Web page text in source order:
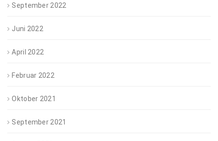
September 2022
Juni 2022
April 2022
Februar 2022
Oktober 2021
September 2021